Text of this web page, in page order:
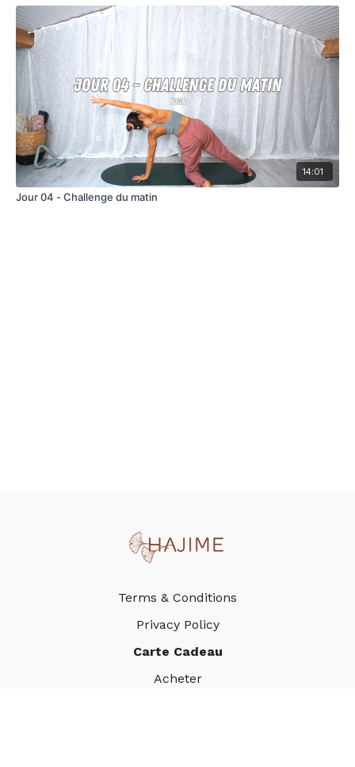
14:01
Jour 04 - Challenge du matin
Terms & Conditions
Privacy Policy
Carte Cadeau
Acheter